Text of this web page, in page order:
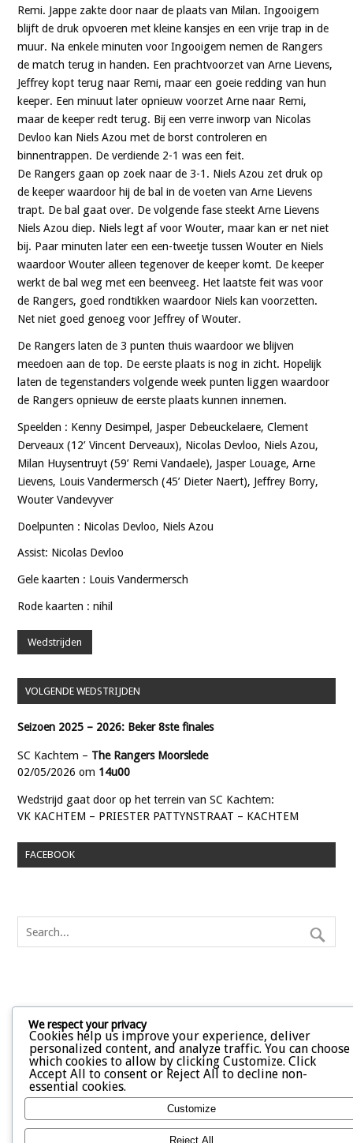
Remi. Jappe zakte door naar de plaats van Milan. Ingooigem
blijft de druk opvoeren met kleine kansjes en een vrije trap in de
muur. Na enkele minuten voor Ingooigem nemen de Rangers
de match terug in handen. Een prachtvoorzet van Arne Lievens,
Jeffrey kopt terug naar Remi, maar een goeie redding van hun
keeper. Een minuut later opnieuw voorzet Arne naar Remi,
maar de keeper redt terug. Bij een verre inworp van Nicolas
Devloo kan Niels Azou met de borst controleren en
binnentrappen. De verdiende 2-1 was een feit.
De Rangers gaan op zoek naar de 3-1. Niels Azou zet druk op
de keeper waardoor hij de bal in de voeten van Arne Lievens
trapt. De bal gaat over. De volgende fase steekt Arne Lievens
Niels Azou diep. Niels legt af voor Wouter, maar kan er net niet
bij. Paar minuten later een een-tweetje tussen Wouter en Niels
waardoor Wouter alleen tegenover de keeper komt. De keeper
werkt de bal weg met een beenveeg. Het laatste feit was voor
de Rangers, goed rondtikken waardoor Niels kan voorzetten.
Net niet goed genoeg voor Jeffrey of Wouter.
De Rangers laten de 3 punten thuis waardoor we blijven
meedoen aan de top. De eerste plaats is nog in zicht. Hopelijk
laten de tegenstanders volgende week punten liggen waardoor
de Rangers opnieuw de eerste plaats kunnen innemen.
Speelden : Kenny Desimpel, Jasper Debeuckelaere, Clement
Derveaux (12’ Vincent Derveaux), Nicolas Devloo, Niels Azou,
Milan Huysentruyt (59’ Remi Vandaele), Jasper Louage, Arne
Lievens, Louis Vandermersch (45’ Dieter Naert), Jeffrey Borry,
Wouter Vandevyver
Doelpunten : Nicolas Devloo, Niels Azou
Assist: Nicolas Devloo
Gele kaarten : Louis Vandermersch
Rode kaarten : nihil
Wedstrijden
VOLGENDE WEDSTRIJDEN
Seizoen 2025 – 2026: Beker 8ste finales
SC Kachtem – The Rangers Moorslede
02/05/2026 om 14u00
Wedstrijd gaat door op het terrein van SC Kachtem:
VK KACHTEM – PRIESTER PATTYNSTRAAT – KACHTEM
FACEBOOK
We respect your privacy
Cookies help us improve your experience, deliver
personalized content, and analyze traffic. You can choose
which cookies to allow by clicking Customize. Click
Accept All to consent or Reject All to decline non-
essential cookies.
Customize
Reject All